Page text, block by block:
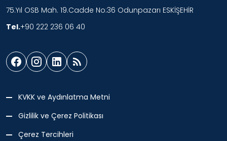
75.Yıl OSB Mah. 19.Cadde No:36 Odunpazarı ESKİŞEHİR
Tel.+90 222 236 06 40
KVKK ve Aydınlatma Metni
Gizlilik ve Çerez Politikası
Çerez Tercihleri